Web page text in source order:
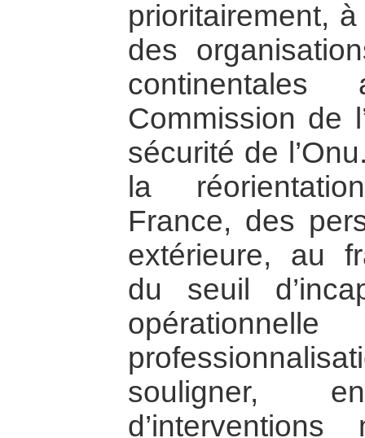
prioritairement,
des
Commission de
sécurité de
la
France, des
extérieure, au
du seuil
souligner,